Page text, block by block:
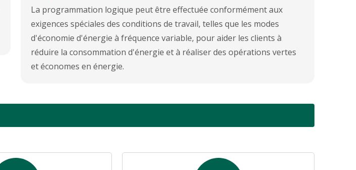
La programmation logique peut être effectuée conformément aux
exigences spéciales des conditions de travail, telles que les modes
d'économie d'énergie à fréquence variable, pour aider les clients à
réduire la consommation d'énergie et à réaliser des opérations vertes
et économes en énergie.